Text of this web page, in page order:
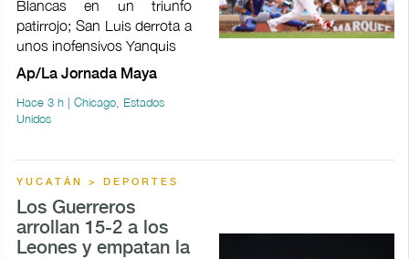
Blancas en un triunfo
patirrojo; San Luis derrota a
unos inofensivos Yanquis
Ap/La Jornada Maya
Hace 3 h | Chicago, Estados
Unidos
YUCATÁN > DEPORTES
Los Guerreros
arrollan 15-2 a los
Leones y empatan la